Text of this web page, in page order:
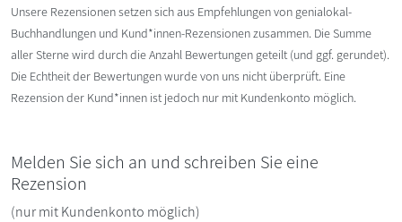
Unsere Rezensionen setzen sich aus Empfehlungen von genialokal-
Buchhandlungen und Kund*innen-Rezensionen zusammen. Die Summe
aller Sterne wird durch die Anzahl Bewertungen geteilt (und ggf. gerundet).
Die Echtheit der Bewertungen wurde von uns nicht überprüft. Eine
Rezension der Kund*innen ist jedoch nur mit Kundenkonto möglich.
Melden Sie sich an und schreiben Sie eine
Rezension
(nur mit Kundenkonto möglich)